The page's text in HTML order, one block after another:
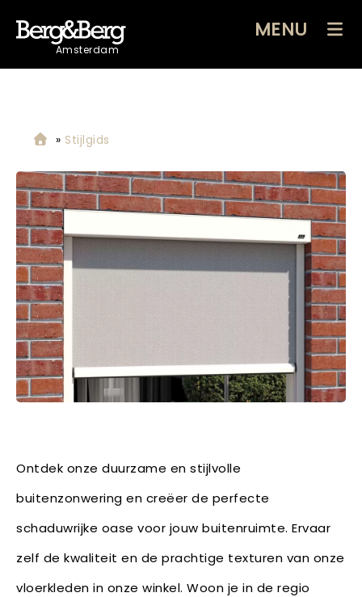
Amsterdam
MENU
» Stijlgids
Ontdek onze duurzame en stijlvolle
buitenzonwering en creëer de perfecte
schaduwrijke oase voor jouw buitenruimte. Ervaar
zelf de kwaliteit en de prachtige texturen van onze
vloerkleden in onze winkel. Woon je in de regio